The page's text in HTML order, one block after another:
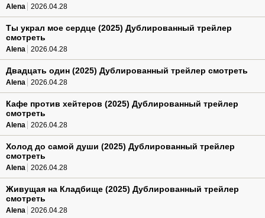
Alena 2026.04.28
Ты украл мое сердце (2025) Дублированный трейлер
смотреть
Alena 2026.04.28
Двадцать один (2025) Дублированный трейлер смотреть
Alena 2026.04.28
Кафе против хейтеров (2025) Дублированный трейлер
смотреть
Alena 2026.04.28
Холод до самой души (2025) Дублированный трейлер
смотреть
Alena 2026.04.28
Живущая на Кладбище (2025) Дублированный трейлер
смотреть
Alena 2026.04.28